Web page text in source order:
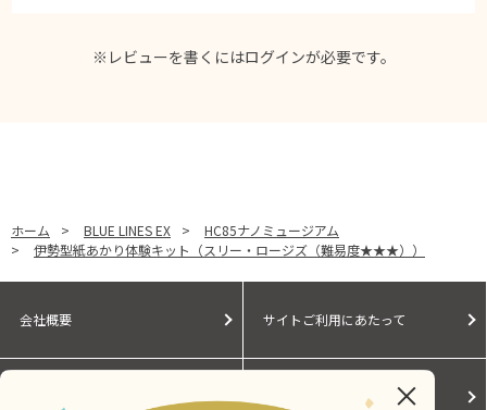
※レビューを書くにはログインが必要です。
ホーム > BLUE LINES EX >
HC85ナノミュージアム
>
伊勢型紙あかり体験キット（スリー・ロージズ（難易度★★★））
会社概要 サイトご利用にあたって